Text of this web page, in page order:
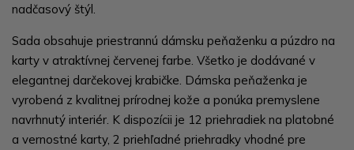
nadčasový štýl.
Sada obsahuje priestrannú dámsku peňaženku a púzdro na
karty v atraktívnej červenej farbe. Všetko je dodávané v
elegantnej darčekovej krabičke. Dámska peňaženka je
vyrobená z kvalitnej prírodnej kože a ponúka premyslene
navrhnutý interiér. K dispozícii je 12 priehradiek na platobné
a vernostné karty, 2 priehľadné priehradky vhodné pre